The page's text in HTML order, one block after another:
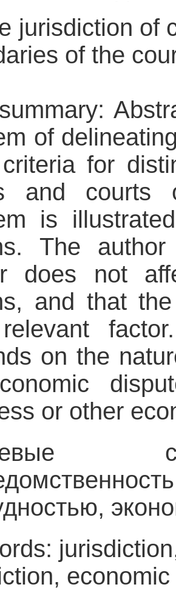
jurisdiction of
of the
of
for
and courts
is
The
does not
and that
on the
or other